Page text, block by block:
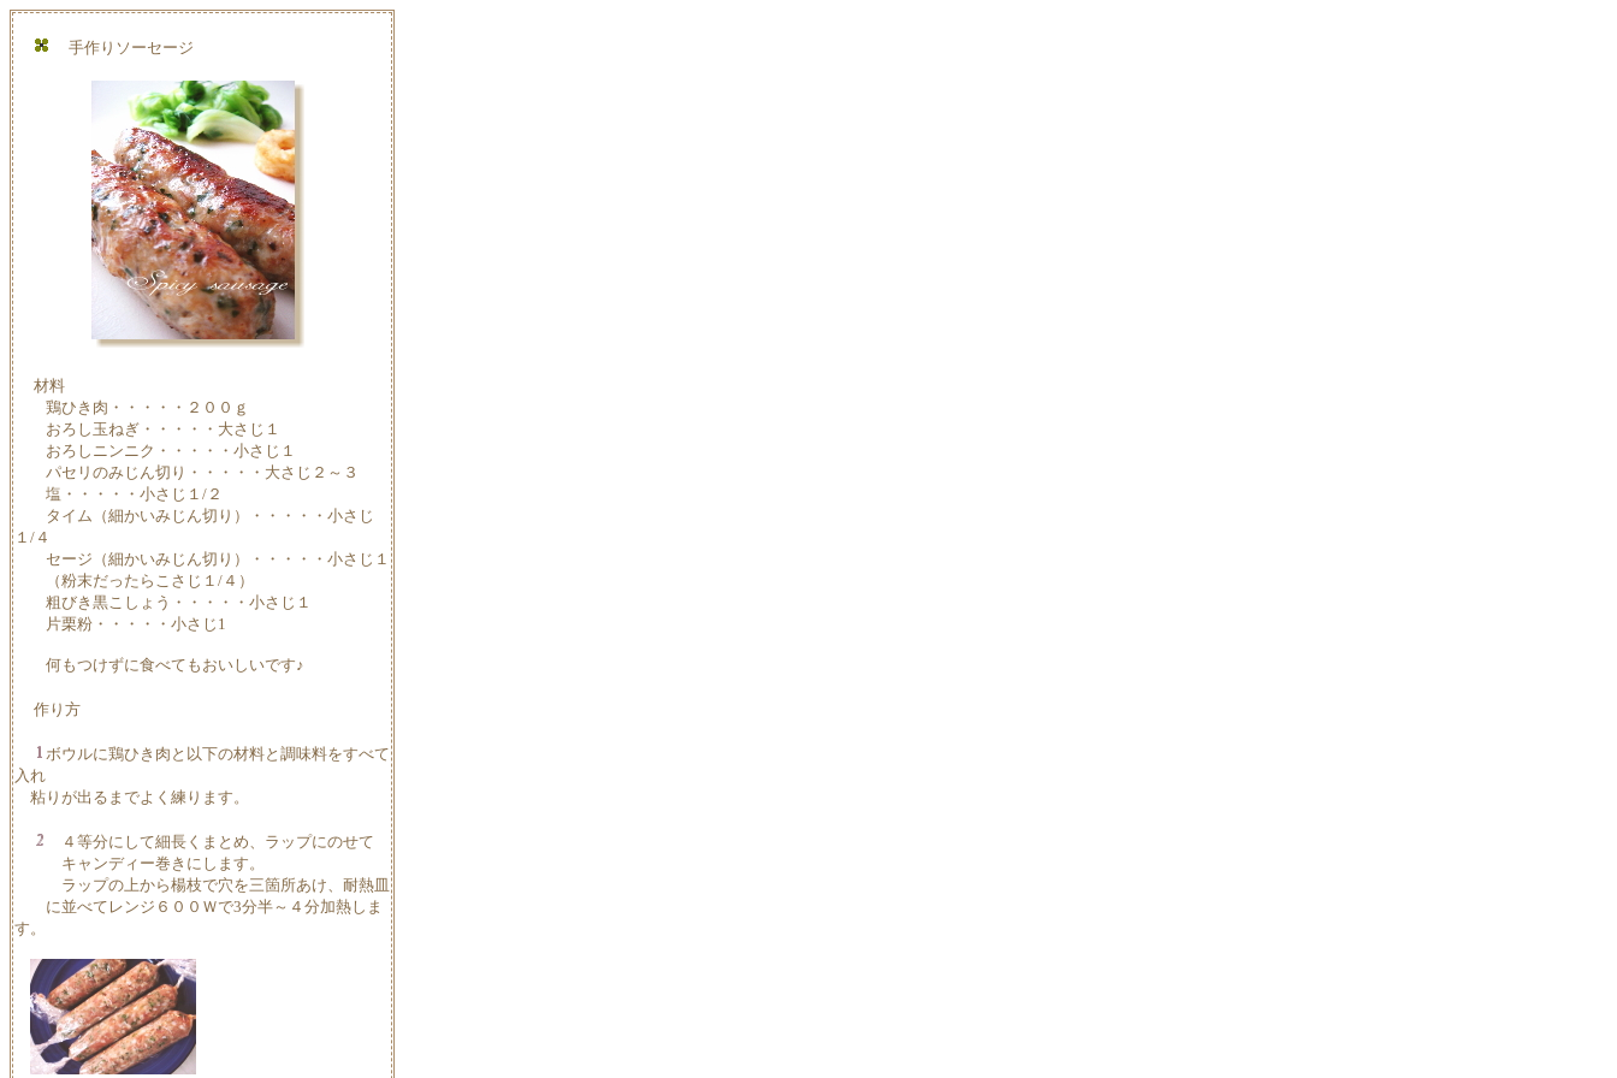
手作りソーセージ
材料
鶏ひき肉・・・・・２００ｇ
おろし玉ねぎ・・・・・大さじ１
おろしニンニク・・・・・小さじ１
パセリのみじん切り・・・・・大さじ２～３
塩・・・・・小さじ１/２
タイム（細かいみじん切り）・・・・・小さじ
１/４
セージ（細かいみじん切り）・・・・・小さじ１
（粉末だったらこさじ１/４）
粗びき黒こしょう・・・・・小さじ１
片栗粉・・・・・小さじ1
何もつけずに食べてもおいしいです♪
作り方
ボウルに鶏ひき肉と以下の材料と調味料をすべて
入れ
粘りが出るまでよく練ります。
４等分にして細長くまとめ、ラップにのせて
キャンディー巻きにします。
ラップの上から楊枝で穴を三箇所あけ、耐熱皿
に並べてレンジ６００Ｗで3分半～４分加熱しま
す。